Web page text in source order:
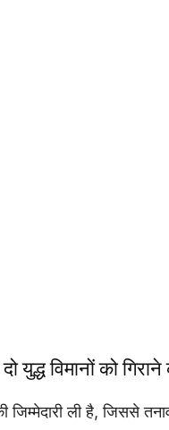
विमानों को
की जिम्मेदारी ली है,